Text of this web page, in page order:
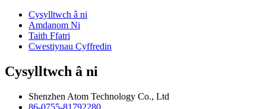
Cysylltwch â ni
Amdanom Ni
Taith Ffatri
Cwestiynau Cyffredin
Cysylltwch â ni
Shenzhen Atom Technology Co., Ltd